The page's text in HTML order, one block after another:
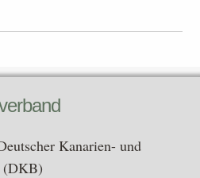
Kanarien- und Vogelzüchter-
e.V. (DKB)
Kanarien- und
(DKB)